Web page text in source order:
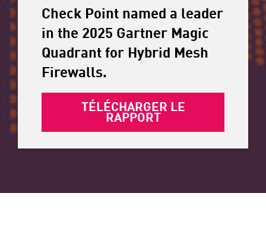
Check Point named a leader
in the 2025 Gartner Magic
Quadrant for Hybrid Mesh
Firewalls.
TÉLÉCHARGER LE
RAPPORT